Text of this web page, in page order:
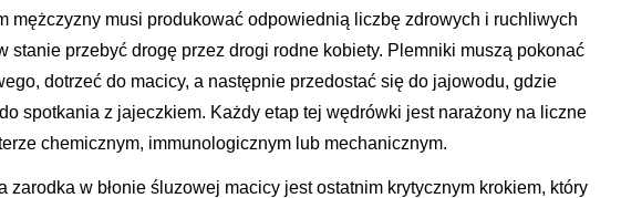
mężczyzny musi produkować odpowiednią liczbę zdrowych i ruchliwych
stanie przebyć drogę przez drogi rodne kobiety. Plemniki muszą pokonać
dotrzeć do macicy, a następnie przedostać się do jajowodu, gdzie
spotkania z jajeczkiem. Każdy etap tej wędrówki jest narażony na liczne
chemicznym, immunologicznym lub mechanicznym.
zarodka w błonie śluzowej macicy jest ostatnim krytycznym krokiem, który